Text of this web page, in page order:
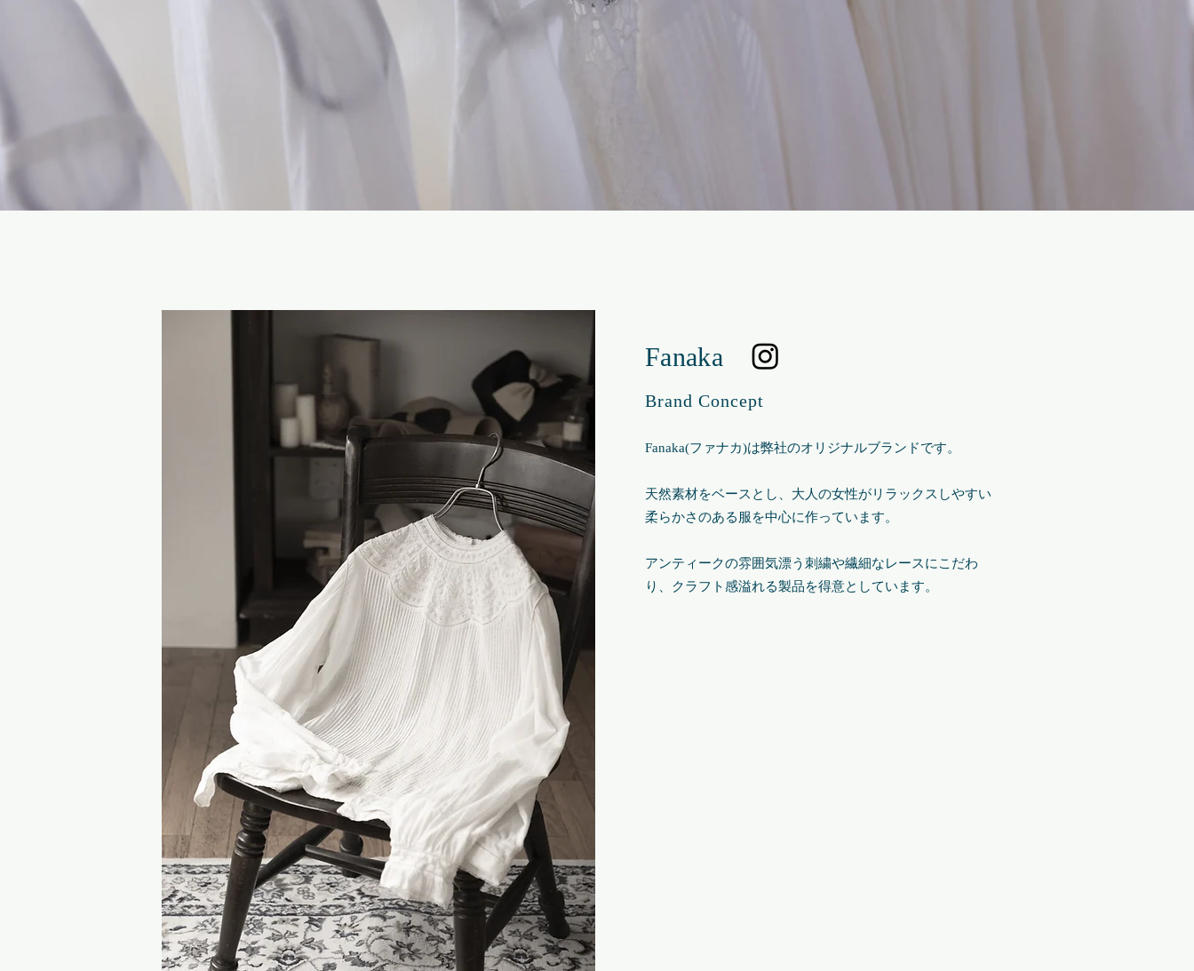
Fanaka
Brand Concept
Fanaka(ファナカ)は弊社のオリジナルブランドです。
天然素材をベースとし、大人の女性がリラックスしやすい
柔らかさのある服を中心に作っています。
アンティークの雰囲気漂う刺繍や繊細なレースにこだわ
り、クラフト感溢れる製品を得意としています。